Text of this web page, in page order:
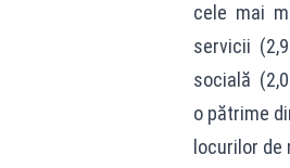
cele mai
servicii
socială
o pătrime
locurilor